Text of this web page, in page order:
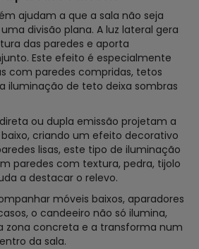
ajudam a que a sala não seja
divisão plana. A luz lateral gera
das paredes e aporta
Este efeito é especialmente
com paredes compridas, tetos
iluminação de teto deixa sombras
ou dupla emissão projetam a
criando um efeito decorativo
lisas, este tipo de iluminação
paredes com textura, pedra, tijolo
a destacar o relevo.
móveis baixos, aparadores
o candeeiro não só ilumina,
zona concreta e a transforma num
da sala.